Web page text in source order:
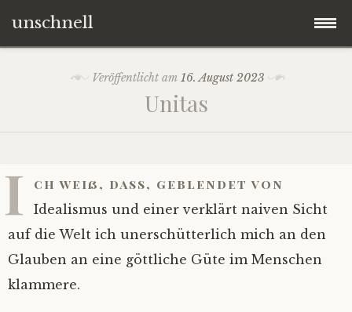
unschnell
Verba
Impressum
Veröffentlicht am16. August 2023
Unitas
I ch weiß, dass, geblendet von
Idealismus und einer verklärt naiven Sicht
auf die Welt ich unerschütterlich mich an den
Glauben an eine göttliche Güte im Menschen
klammere.